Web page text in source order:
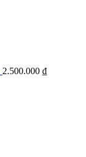
2.500.000 ₫